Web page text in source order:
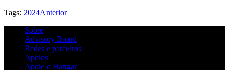
Tags: 2024Anterior
Sobre
Advisory Board
Redes e parceiros
Apoios
Apoie o Hangar